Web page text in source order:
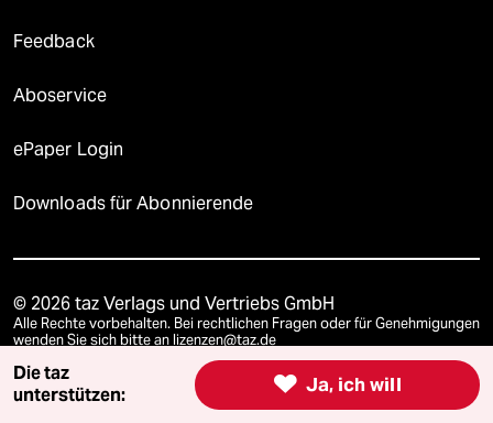
Feedback
Aboservice
ePaper Login
Downloads für Abonnierende
© 2026 taz Verlags und Vertriebs GmbH
Alle Rechte vorbehalten. Bei rechtlichen Fragen oder für Genehmigungen
wenden Sie sich bitte an lizenzen@taz.de
Feedback Redaktionsstatut Kommune-Richtlinien KI-
 Ja, ich will
Die taz
unterstützen: